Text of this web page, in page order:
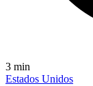
3 min
Estados Unidos